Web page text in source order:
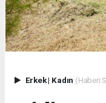
Erkek| Kadın (Haberi